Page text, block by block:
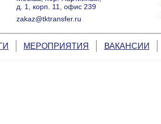
д. 1, корп. 11, офис 239
zakaz@tktransfer.ru
МЕРОПРИЯТИЯ ВАКАНСИИ